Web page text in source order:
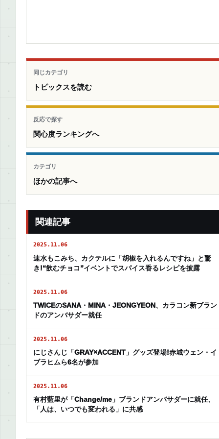
同じカテゴリ
トピックスを読む
反応で探す
関心度ランキングへ
カテゴリ
ほかの記事へ
関連記事
2025.11.06
速水もこみち、カクテルに「胡椒を入れるんですね」と驚
き!“飲むチョコ”イベントでスパイス香るレシピを披露
2025.11.06
TWICEのSANA・MINA・JEONGYEON、カラコン新ブラン
ドのアンバサダー就任
2025.11.06
にじさんじ「GRAY×ACCENT」グッズ登場!赤城ウェン・イ
ブラヒムら6名が参加
2025.11.06
有村藍里が「Change/me」ブランドアンバサダーに就任、
「人は、いつでも変われる」に共感